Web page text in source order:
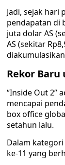
Jadi, sejak hari
pendapatan di
juta dolar AS
AS (sekitar
Rekor
“Inside Out 2”
mencapai
box office
setahun lalu.
Dalam
ke-11 yang